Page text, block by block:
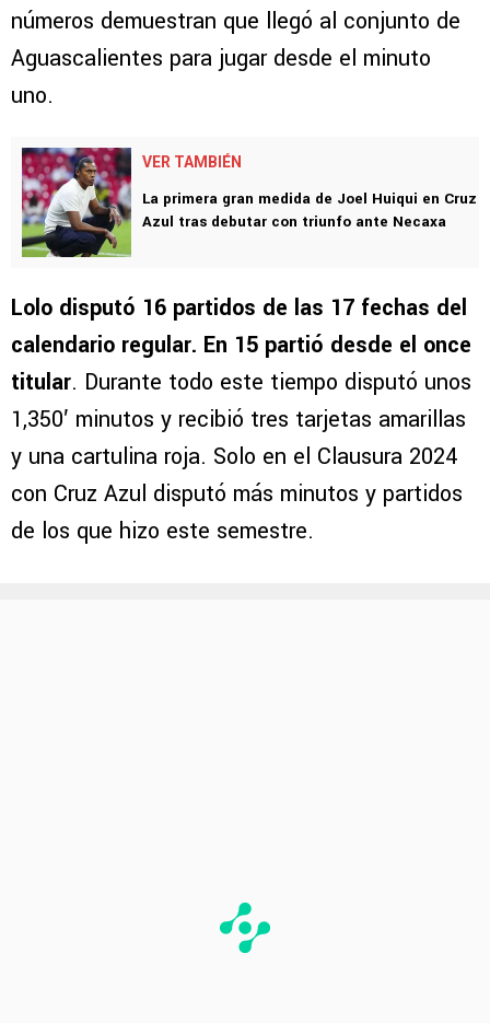
números demuestran que llegó al conjunto de
Aguascalientes para jugar desde el minuto
uno.
VER TAMBIÉN
La primera gran medida de Joel Huiqui en Cruz
Azul tras debutar con triunfo ante Necaxa
Lolo disputó 16 partidos de las 17 fechas del
calendario regular. En 15 partió desde el once
titular. Durante todo este tiempo disputó unos
1,350′ minutos y recibió tres tarjetas amarillas
y una cartulina roja. Solo en el Clausura 2024
con Cruz Azul disputó más minutos y partidos
de los que hizo este semestre.